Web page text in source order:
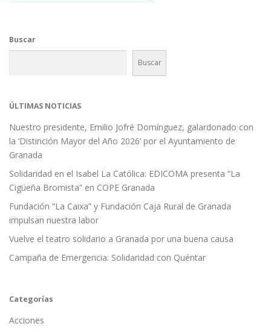
Buscar
Buscar
ÚLTIMAS NOTICIAS
Nuestro presidente, Emilio Jofré Domínguez, galardonado con
la ‘Distinción Mayor del Año 2026’ por el Ayuntamiento de
Granada
Solidaridad en el Isabel La Católica: EDICOMA presenta “La
Cigüeña Bromista” en COPE Granada
Fundación “La Caixa” y Fundación Caja Rural de Granada
impulsan nuestra labor
Vuelve el teatro solidario a Granada por una buena causa
Campaña de Emergencia: Solidaridad con Quéntar
Categorías
Acciones